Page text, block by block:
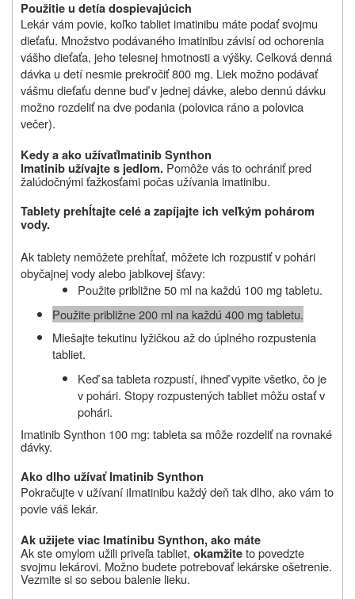
Použitie u detía dospievajúcich
Lekár vám povie, koľko tabliet imatinibu máte podať svojmu
dieťaťu. Množstvo podávaného imatinibu závisí od ochorenia
vášho dieťaťa, jeho telesnej hmotnosti a výšky. Celková denná
dávka u detí nesmie prekročiť 800 mg. Liek možno podávať
vášmu dieťaťu denne buď v jednej dávke, alebo dennú dávku
možno rozdeliť na dve podania (polovica ráno a polovica
večer).
Kedy a ako užívaťImatinib Synthon
Imatinibužívajte s jedlom. Pomôže vás to ochrániť pred
žalúdočnými ťažkosťami počas užívania imatinibu.
Tablety prehĺtajte celé a zapíjajte ich veľkým pohárom
vody.
Ak tablety nemôžete prehĺtať, môžete ich rozpustiť v pohári
obyčajnej vody alebo jablkovej šťavy:
Použite približne 50 ml na každú 100 mg tabletu.
Použite približne 200 ml na každú 400 mg tabletu.
Miešajte tekutinu lyžičkou až do úplného rozpustenia
tabliet.
Keď sa tableta rozpustí, ihneď vypite všetko, čo je
v pohári. Stopy rozpustených tabliet môžu ostať v
pohári.
Imatinib Synthon 100 mg: tableta sa môže rozdeliť na rovnaké
dávky.
Ako dlho užívať Imatinib Synthon
Pokračujte v užívaní iImatinibu každý deň tak dlho, ako vám to
povie váš lekár.
Ak užijete viac Imatinibu Synthon, ako máte
Ak ste omylom užili priveľa tabliet, okamžiteto povedzte
svojmu lekárovi. Možno budete potrebovať lekárske ošetrenie.
Vezmite si so sebou balenie lieku.